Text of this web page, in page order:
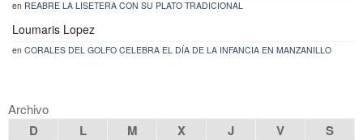
en REABRE LA LISETERA CON SU PLATO TRADICIONAL
Loumaris Lopez
en CORALES DEL GOLFO CELEBRA EL DÍA DE LA INFANCIA EN MANZANILLO
Archivo
D L M X J V
S